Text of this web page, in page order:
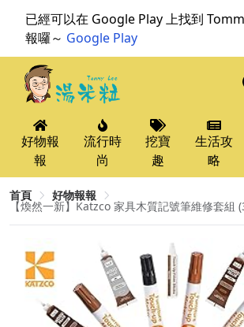
已經可以在 Google Play 上找到
報囉～ Google Play
好物報
報
流行時
尚
挖寶
趣
生活攻
略
首頁 好物報報
【煥然一新】Katzco 家具木質記號筆維修套組